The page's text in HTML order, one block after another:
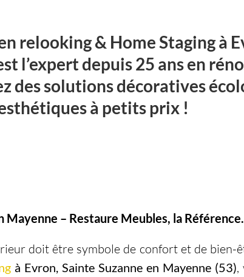
relooking & Home Staging à
l’expert depuis 25 ans en
des solutions décoratives
à petits prix !
– Restaure Meubles, la Référence.
doit être symbole de confort et de bien-
à Evron, Sainte Suzanne en Mayenne (53),